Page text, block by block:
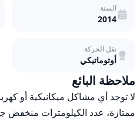
السنة
2014
نقل الحركة
أوتوماتيكي
ملاحظة البائع